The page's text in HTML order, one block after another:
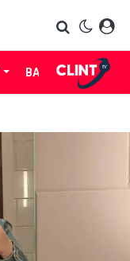
BABES LIFE